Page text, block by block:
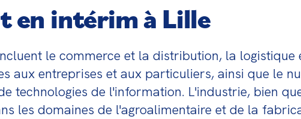
en intérim à Lille
le commerce et la distribution, la
aux entreprises et aux particuliers, ainsi que le
technologies de l'information. L'industrie, bien
les domaines de l'agroalimentaire et de la